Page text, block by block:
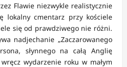
Flawie niezwykle realistycznie
lokalny cmentarz przy kościele
się od prawdziwego nie różni.
nadjechanie „Zaczarowanego
słynnego na całą Anglię
wydarzenie roku w małym